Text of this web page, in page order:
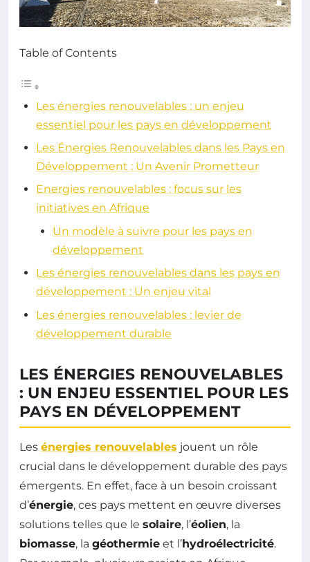
Table of Contents
Les énergies renouvelables : un enjeu
essentiel pour les pays en développement
Les Énergies Renouvelables dans les Pays en
Développement : Un Avenir Prometteur
Energies renouvelables : focus sur les
initiatives en Afrique
Un modèle à suivre pour les pays en
développement
Les énergies renouvelables dans les pays en
développement : Un enjeu vital
Les énergies renouvelables : levier de
développement durable
LES ÉNERGIES RENOUVELABLES
: UN ENJEU ESSENTIEL POUR LES
PAYS EN DÉVELOPPEMENT
Les énergies renouvelables jouent un rôle
crucial dans le développement durable des pays
émergents. En effet, face à un besoin croissant
d’énergie, ces pays mettent en œuvre diverses
solutions telles que le solaire, l’éolien, la
biomasse, la géothermie et l’hydroélectricité.